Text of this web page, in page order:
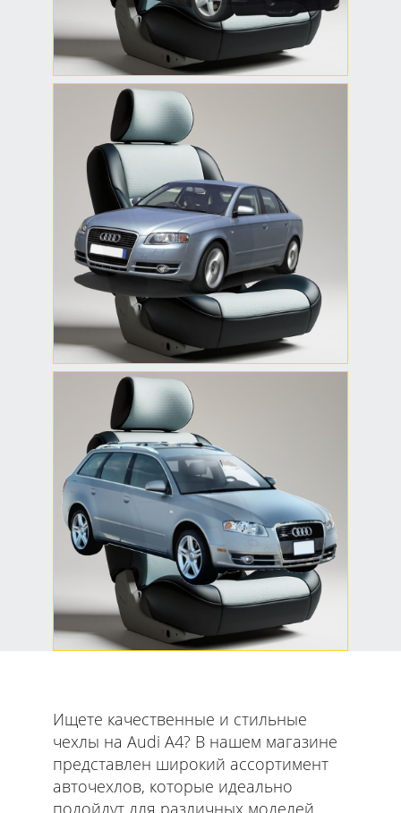
Чехлы Audi A4 B7
Седан
Модельные чехлы на Audi
A4 B7 седан — удобство в
установке, современный
материал и точная
геометрия швов.
Чехлы Audi A4 B7
Универсал
Чехлы для Audi A4 B7
универсал — защита
салона и идеальная
посадка по контурам
сидений и заднего ряда.
Ищете качественные и стильные
чехлы на Audi A4? В нашем магазине
представлен широкий ассортимент
авточехлов, которые идеально
подойдут для различных моделей